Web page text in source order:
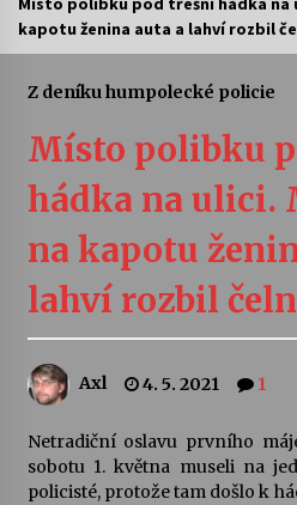
Letní koncerty ve
4. 8. 2026
Vernisáž výstavy
30. 7. 2026
Veselí muzikanti
30. 7. 2026
šedesátka: 28. 7.–1.
Letní koncerty ve
Jenakaši
kapotu ženina auta a lahví rozbil
Z deníku humpolecké policie
Místo polibku
hádka na ulici.
na kapotu
lahví rozbil
Axl 4. 5. 2021 1
Netradiční oslavu prvního
sobotu 1. května museli na
policisté, protože tam došlo k